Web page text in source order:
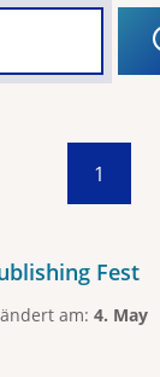
1
Fest
am: 4. May